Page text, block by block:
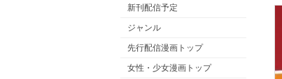
新刊配信予定
ジャンル
先行配信漫画トップ
女性・少女漫画トップ